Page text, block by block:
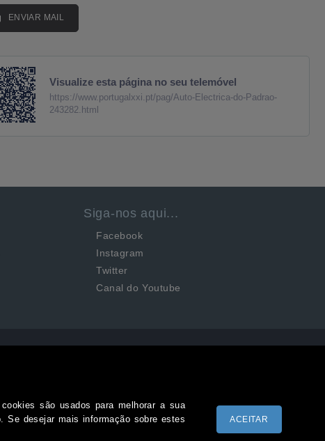
ENVIAR MAIL
Visualize esta página no seu telemóvel
https://www.portugalxxi.pt/pag/Auto-Electrica-do-Padrao-
243282.html
Siga-nos aqui...
Facebook
Instagram
Twitter
Canal do Youtube